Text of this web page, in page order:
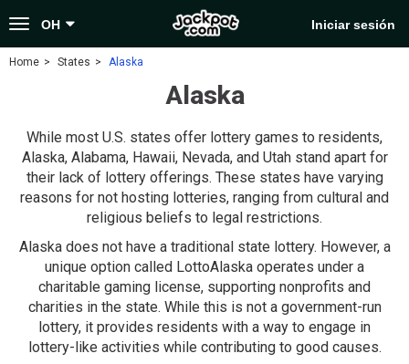
Toggle
navigation
OH Iniciar sesión
Home States Alaska
Alaska
While most U.S. states offer lottery games to residents,
Alaska, Alabama, Hawaii, Nevada, and Utah stand apart for
their lack of lottery offerings. These states have varying
reasons for not hosting lotteries, ranging from cultural and
religious beliefs to legal restrictions.
Alaska does not have a traditional state lottery. However, a
unique option called LottoAlaska operates under a
charitable gaming license, supporting nonprofits and
charities in the state. While this is not a government-run
lottery, it provides residents with a way to engage in
lottery-like activities while contributing to good causes.